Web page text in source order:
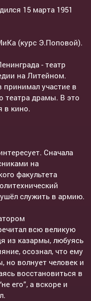
15 марта 1951
(курс Э.Поповой).
- театр
на Литейном.
принимал участие в
театра драмы. В это
в кино.
Сначала
на
факультета
служить в армию.
всю великую
из казармы, любуясь
осознал, что ему
волнует человек и
восстановиться в
его”, а вскоре и